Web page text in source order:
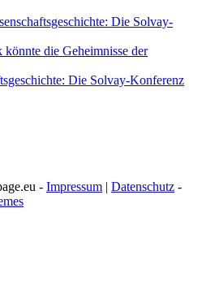
Die Solvay-
könnte die Geheimnisse der
Die Solvay-Konferenz
- Impressum | Datenschutz -